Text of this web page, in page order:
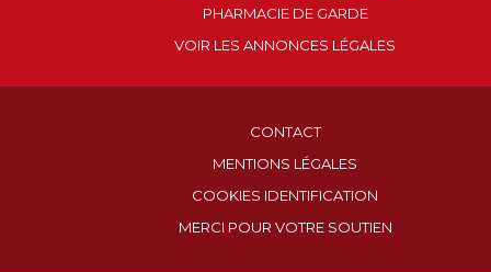
PHARMACIE DE GARDE
VOIR LES ANNONCES LÉGALES
CONTACT
MENTIONS LÉGALES
COOKIES IDENTIFICATION
MERCI POUR VOTRE SOUTIEN